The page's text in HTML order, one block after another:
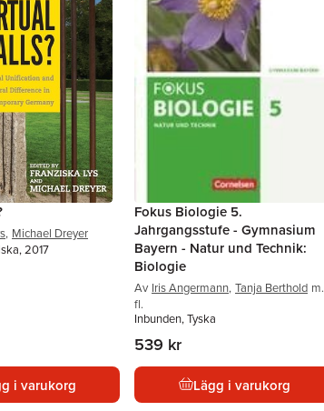
, Michael Dreyer
2017
i varukorg
Fokus Biologie 5.
Jahrgangsstufe - Gymnasium
Bayern - Natur und Technik:
Biologie
Av Iris Angermann, Tanja Berthold m.
fl.
Inbunden, Tyska
539 kr
Lägg i varukorg